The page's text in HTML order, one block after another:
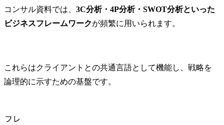
コンサル資料では、 3C分析・4P分析・SWOT分析といった
ビジネスフレームワークが頻繁に用いられます。
これらはクライアントとの共通言語として機能し、戦略を
論理的に示すための基盤です。
フレ